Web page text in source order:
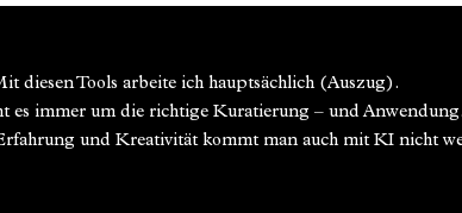
diesen Tools arbeite ich hauptsächlich (Auszug).
es immer um die richtige Kuratierung – und Anwendung.
und Kreativität kommt man auch mit KI nicht